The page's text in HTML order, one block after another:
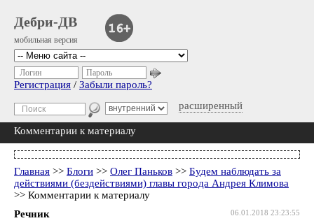
Дебри-ДВ
мобильная версия
расширенный
Логин Пароль
Регистрация / Забыли пароль?
Комментарии к материалу
Главная >> Блоги >> Олег Паньков >> Будем наблюдать за
действиями (бездействиями) главы города Андрея Климова
>> Комментарии к материалу
06.01.2018 23:23:55
Речник